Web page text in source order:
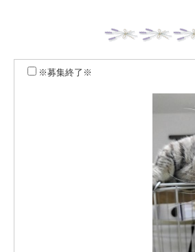
※募集終了※